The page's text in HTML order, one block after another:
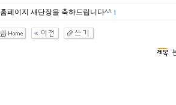
홈페이지 새단장을 축하드립니다^^ 1